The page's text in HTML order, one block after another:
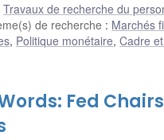
Travaux de recherche du
de recherche : Marchés
, Politique monétaire, Cadre
Fed